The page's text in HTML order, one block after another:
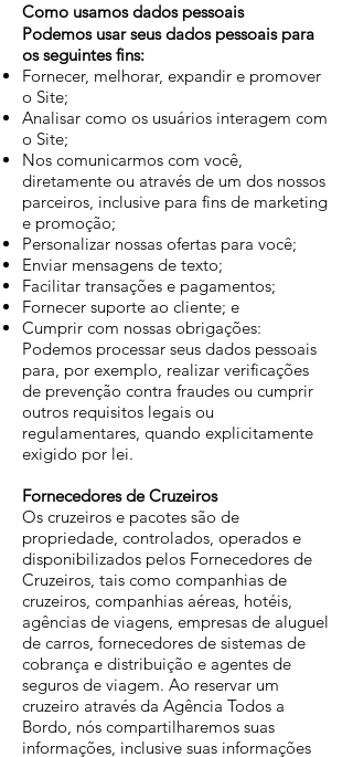
Como usamos dados pessoais
Podemos usar seus dados pessoais para
os seguintes fins:
Fornecer, melhorar, expandir e promover
o Site;
Analisar como os usuários interagem com
o Site;
Nos comunicarmos com você,
diretamente ou através de um dos nossos
parceiros, inclusive para fins de marketing
e promoção;
Personalizar nossas ofertas para você;
Enviar mensagens de texto;
Facilitar transações e pagamentos;
Fornecer suporte ao cliente; e
Cumprir com nossas obrigações:
Podemos processar seus dados pessoais
para, por exemplo, realizar verificações
de prevenção contra fraudes ou cumprir
outros requisitos legais ou
regulamentares, quando explicitamente
exigido por lei.
Fornecedores de Cruzeiros
Os cruzeiros e pacotes são de
propriedade, controlados, operados e
disponibilizados pelos Fornecedores de
Cruzeiros, tais como companhias de
cruzeiros, companhias aéreas, hotéis,
agências de viagens, empresas de aluguel
de carros, fornecedores de sistemas de
cobrança e distribuição e agentes de
seguros de viagem. Ao reservar um
cruzeiro através da Agência Todos a
Bordo, nós compartilharemos suas
informações, inclusive suas informações